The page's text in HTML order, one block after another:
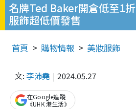
名牌Ted Baker開倉低至1
服飾超低價發售
首頁 購物情報 美妝服飾
文: 李沛堯 2024.05.27
在Google追蹤
《UHK 港生活》